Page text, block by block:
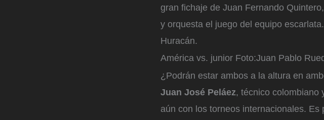
gran fichaje de Juan Fernando
y orquesta el juego del equipo
Huracán.
América vs. junior Foto:Juan Pablo
¿Podrán estar ambos a la altura en
Juan José Peláez, técnico colombiano
aún con los torneos internacionales. Es